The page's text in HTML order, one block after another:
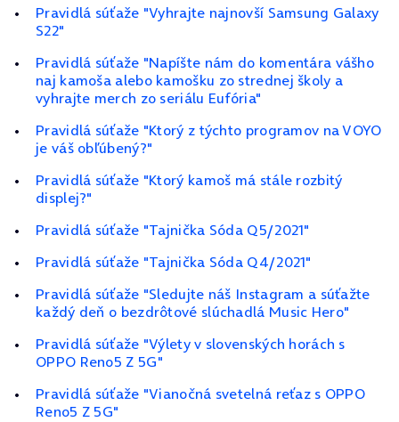
Pravidlá súťaže "Vyhrajte najnovší Samsung Galaxy
S22"
Pravidlá súťaže "Napíšte nám do komentára vášho
naj kamoša alebo kamošku zo strednej školy a
vyhrajte merch zo seriálu Eufória"
Pravidlá súťaže "Ktorý z týchto programov na VOYO
je váš obľúbený?"
Pravidlá súťaže "Ktorý kamoš má stále rozbitý
displej?"
Pravidlá súťaže "Tajnička Sóda Q5/2021"
Pravidlá súťaže "Tajnička Sóda Q4/2021"
Pravidlá súťaže "Sledujte náš Instagram a súťažte
každý deň o bezdrôtové slúchadlá Music Hero"
Pravidlá súťaže "Výlety v slovenských horách s
OPPO Reno5 Z 5G"
Pravidlá súťaže "Vianočná svetelná reťaz s OPPO
Reno5 Z 5G"